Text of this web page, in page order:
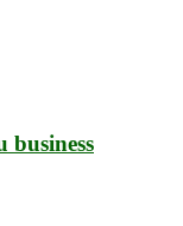
business